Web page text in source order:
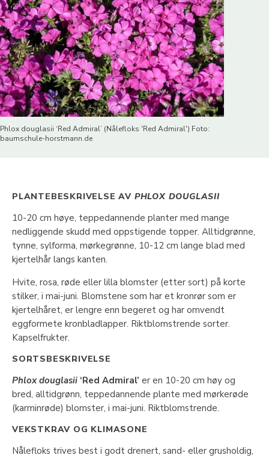
Phlox douglasii ‘Red Admiral’ (Nålefloks 'Red Admiral') Foto:
baumschule-horstmann.de
PLANTEBESKRIVELSE AV PHLOX DOUGLASII
10-20 cm høye, teppedannende planter med mange
nedliggende skudd med oppstigende topper. Alltidgrønne,
tynne, sylforma, mørkegrønne, 10-12 cm lange blad med
kjertelhår langs kanten.
Hvite, rosa, røde eller lilla blomster (etter sort) på korte
stilker, i mai-juni. Blomstene som har et kronrør som er
kjertelhåret, er lengre enn begeret og har omvendt
eggformete kronbladlapper. Riktblomstrende sorter.
Kapselfrukter.
SORTSBESKRIVELSE
Phlox douglasii ‘Red Admiral’ er en 10-20 cm høy og
bred, alltidgrønn, teppedannende plante med mørkerøde
(karminrøde) blomster, i mai-juni. Riktblomstrende.
VEKSTKRAV OG KLIMASONE
Nålefloks trives best i godt drenert, sand- eller grusholdig,